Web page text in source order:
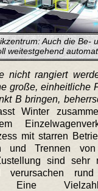
Auch die Be-
weitestgehend
nicht rangiert
große, einheitliche
B bringen,
Winter
mit starren
und Trennen
sind sehr
verursachen
Eine